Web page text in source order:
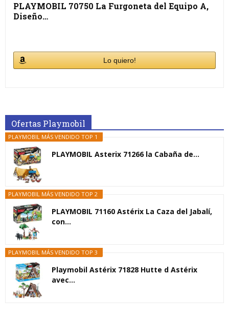
PLAYMOBIL 70750 La Furgoneta del Equipo A,
Diseño…
Lo quiero!
Ofertas Playmobil
PLAYMOBIL MÁS VENDIDO TOP 1
PLAYMOBIL Asterix 71266 la Cabaña de...
PLAYMOBIL MÁS VENDIDO TOP 2
PLAYMOBIL 71160 Astérix La Caza del Jabalí,
con...
PLAYMOBIL MÁS VENDIDO TOP 3
Playmobil Astérix 71828 Hutte d Astérix
avec...